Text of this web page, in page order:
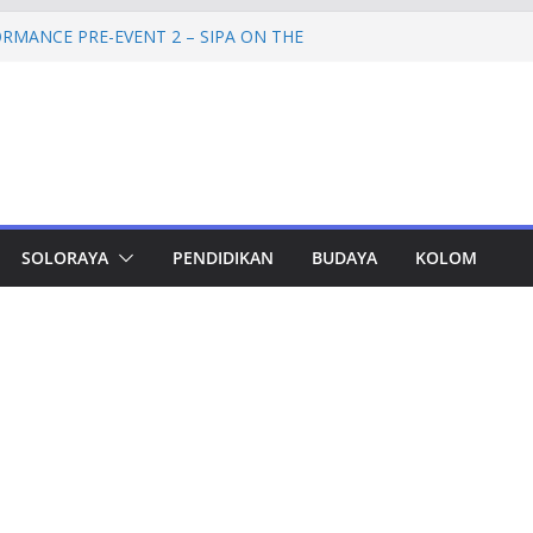
PRE-EVENT 2 – SIPA ON THE
Tampung 2.692 Siswa, Taj Yasin:
Cadangan Rp1,2 Triliun untuk Pilgub
Mulai 2027
SPEM Akan Disidangkan
SOLORAYA PENDIDIKAN BUDAYA KOLOM